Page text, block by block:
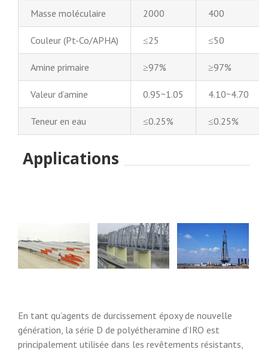
Masse moléculaire 2000 400
Couleur (Pt-Co/APHA) ≤25 ≤50
Amine primaire ≥97% ≥97%
Valeur d’amine 0.95~1.05 4.10~4.70
Teneur en eau ≤0.25% ≤0.25%
Applications
En tant qu’agents de durcissement époxy de nouvelle
génération, la série D de polyétheramine d’IRO est
principalement utilisée dans les revêtements résistants,